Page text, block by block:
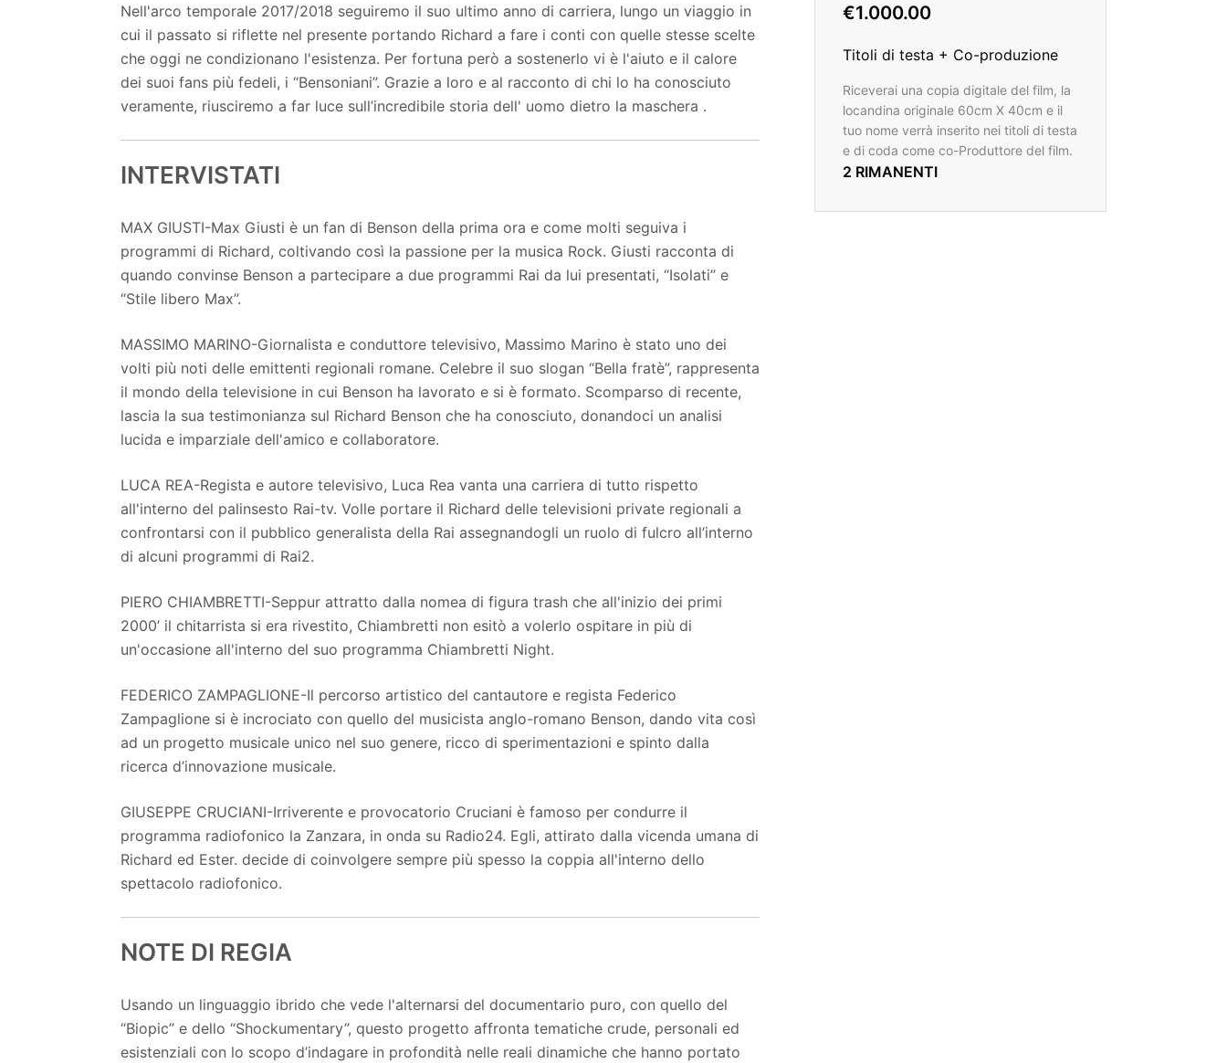
Nell'arco temporale 2017/2018 seguiremo il suo ultimo anno di carriera, lungo un viaggio in
cui il passato si riflette nel presente portando Richard a fare i conti con quelle stesse scelte
che oggi ne condizionano l'esistenza. Per fortuna però a sostenerlo vi è l'aiuto e il calore
dei suoi fans più fedeli, i “Bensoniani”. Grazie a loro e al racconto di chi lo ha conosciuto
veramente, riusciremo a far luce sull’incredibile storia dell' uomo dietro la maschera .
INTERVISTATI
MAX GIUSTI-Max Giusti è un fan di Benson della prima ora e come molti seguiva i
programmi di Richard, coltivando così la passione per la musica Rock. Giusti racconta di
quando convinse Benson a partecipare a due programmi Rai da lui presentati, “Isolati” e
“Stile libero Max”.
MASSIMO MARINO-Giornalista e conduttore televisivo, Massimo Marino è stato uno dei
volti più noti delle emittenti regionali romane. Celebre il suo slogan “Bella fratè”, rappresenta
il mondo della televisione in cui Benson ha lavorato e si è formato. Scomparso di recente,
lascia la sua testimonianza sul Richard Benson che ha conosciuto, donandoci un analisi
lucida e imparziale dell'amico e collaboratore.
LUCA REA-Regista e autore televisivo, Luca Rea vanta una carriera di tutto rispetto
all'interno del palinsesto Rai-tv. Volle portare il Richard delle televisioni private regionali a
confrontarsi con il pubblico generalista della Rai assegnandogli un ruolo di fulcro all’interno
di alcuni programmi di Rai2.
PIERO CHIAMBRETTI-Seppur attratto dalla nomea di figura trash che all'inizio dei primi
2000’ il chitarrista si era rivestito, Chiambretti non esitò a volerlo ospitare in più di
un'occasione all'interno del suo programma Chiambretti Night.
FEDERICO ZAMPAGLIONE-Il percorso artistico del cantautore e regista Federico
Zampaglione si è incrociato con quello del musicista anglo-romano Benson, dando vita così
ad un progetto musicale unico nel suo genere, ricco di sperimentazioni e spinto dalla
ricerca d’innovazione musicale.
GIUSEPPE CRUCIANI-Irriverente e provocatorio Cruciani è famoso per condurre il
programma radiofonico la Zanzara, in onda su Radio24. Egli, attirato dalla vicenda umana di
Richard ed Ester. decide di coinvolgere sempre più spesso la coppia all'interno dello
spettacolo radiofonico.
NOTE DI REGIA
Usando un linguaggio ibrido che vede l'alternarsi del documentario puro, con quello del
“Biopic” e dello “Shockumentary”, questo progetto affronta tematiche crude, personali ed
esistenziali con lo scopo d’indagare in profondità nelle reali dinamiche che hanno portato
€1.000.00
Titoli di testa + Co-produzione
Riceverai una copia digitale del film, la
locandina originale 60cm X 40cm e il
tuo nome verrà inserito nei titoli di testa
e di coda come co-Produttore del film.
2 RIMANENTI